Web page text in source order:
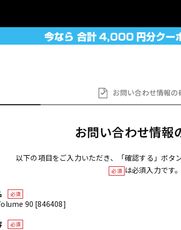
お問い合わせ情報の
お問い合わせ情報
以下の項目をご入力いただき、「確認する」ボタ
必須 は必須入力です。
必須
90 [846408]
必須